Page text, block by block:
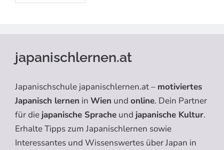
japanischlernen.at
Japanischschule japanischlernen.at – motiviertes
Japanisch lernen in Wien und online. Dein Partner
für die japanische Sprache und japanische Kultur.
Erhalte Tipps zum Japanischlernen sowie
Interessantes und Wissenswertes über Japan in